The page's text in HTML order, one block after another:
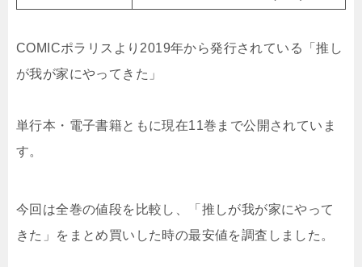
COMICポラリスより2019年から発行されている「推し
が我が家にやってきた」
単行本・電子書籍ともに現在11巻まで公開されていま
す。
今回は全巻の値段を比較し、「推しが我が家にやって
きた」をまとめ買いした時の最安値を調査しました。